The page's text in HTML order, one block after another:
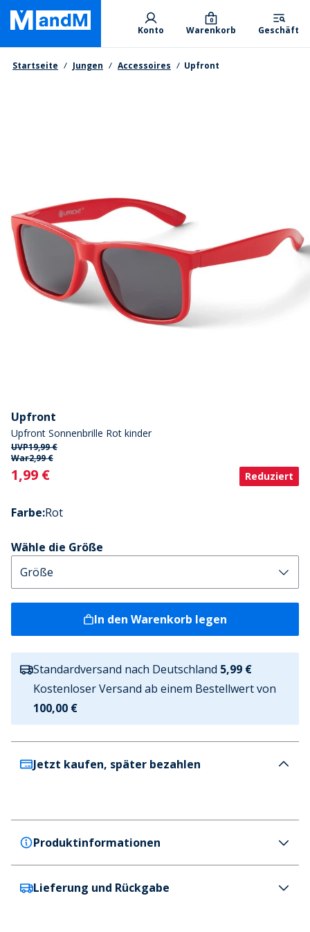
Skip
main
content
Primary departments
Konto Warenkorb
0
Geschäft
Brotkrumen
Startseite Jungen Accessoires Upfront
Upfront
Upfront Sonnenbrille Rot kinder
UVP19,99 €
War2,99 €
Current
1,99 € Reduziert
Farbe:Rot
Wähle die Größe
In den Warenkorb legen
Standardversand nach Deutschland 5,99 €
Kostenloser Versand ab einem Bestellwert von
100,00 €
Jetzt kaufen, später bezahlen
Produktinformationen
Upfront
Lieferung und Rückgabe